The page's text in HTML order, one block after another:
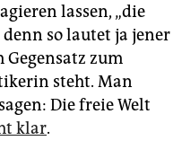
lassen, „die
so lautet ja jener
zum
steht. Man
Die freie Welt
klar.